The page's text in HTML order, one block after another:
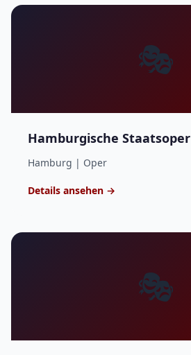
🎭
Hamburgische Staatsoper
Hamburg | Oper
Details ansehen →
🎭